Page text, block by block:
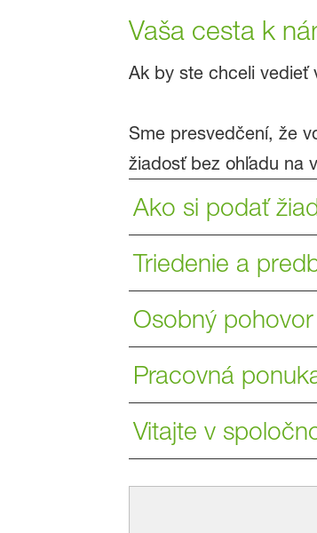
Vaša cesta k
Ak by ste chceli vedieť
Sme presvedčení, že
žiadosť bez ohľadu na
Ako si podať
Triedenie a
Osobný pohovor
Pracovná
Vitajte v